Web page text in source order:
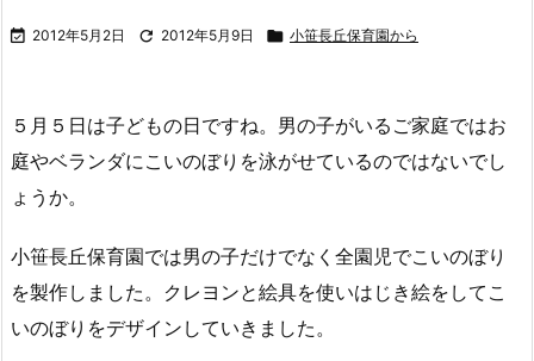
 2012年5月2日  2012年5月9日  小笹長丘保育園から
５月５日は子どもの日ですね。男の子がいるご家庭ではお
庭やベランダにこいのぼりを泳がせているのではないでし
ょうか。
小笹長丘保育園では男の子だけでなく全園児でこいのぼり
を製作しました。クレヨンと絵具を使いはじき絵をしてこ
いのぼりをデザインしていきました。